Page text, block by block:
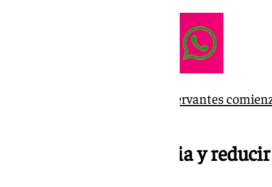
La reforma de la Avenida Cervantes
Mejorar la convivencia y